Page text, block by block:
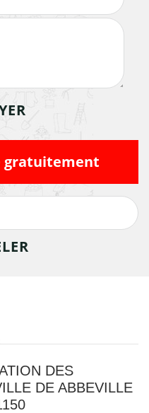
gratuitement
DES
DE ABBEVILLE